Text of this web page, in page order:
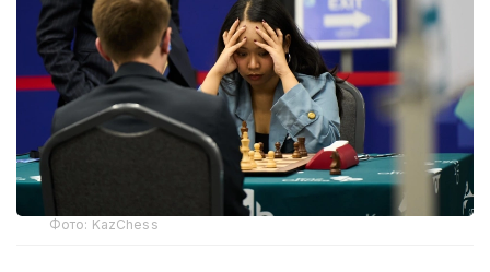
Фото: KazChess